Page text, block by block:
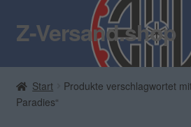
Zur
Navigation
Zum
Inhalt
Z-Versand.shop
Z-Versand
Zum Shop
Start
Produkte verschlagwortet
Paradies“